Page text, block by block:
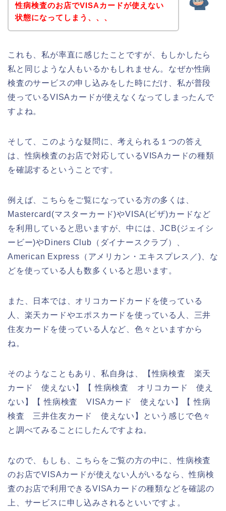
性病検査のお店でVISAカードが使えない
状態になってしまう、、、
これも、私が率直に感じたことですが、もしかしたら
私と同じような人もいるかもしれません。なぜか性病
検査のサービスの申し込みをした時にだけ、私が普段
使っているVISAカードが使えなくなってしまったんで
すよね。
そして、このような疑問に、考えられる１つの答え
は、性病検査のお店で対応しているVISAカードの種類
を確認するということです。
例えば、こちらをご覧になっている方の多くは、
Mastercard(マスターカード)やVISA(ビザ)カードなど
を利用していると思いますが、中には、JCB(ジェイシ
ービー)やDiners Club（ダイナースクラブ）、
American Express（アメリカン・エキスプレス／)、な
どを使っている人も数多くいると思います。
また、日本では、オリコカードカードを使っている
人、楽天カードやエポスカードを使っている人、三井
住友カードを使っている人など、色々といますから
ね。
そのようなこともあり、私自身は、【性病検査 楽天
カード 使えない】【 性病検査 オリコカード 使え
ない】【 性病検査 VISAカード 使えない】【 性病
検査 三井住友カード 使えない】という感じで色々
と調べてみることにしたんですよね。
なので、もしも、こちらをご覧の方の中に、性病検査
のお店でVISAカードが使えない人がいるなら、性病検
査のお店で利用できるVISAカードの種類などを確認の
上、サービスに申し込みされるといいですよ。